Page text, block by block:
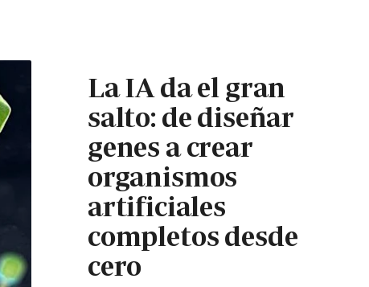
La IA da el gran
salto: de diseñar
genes a crear
organismos
artificiales
completos desde
cero